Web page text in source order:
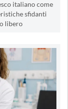
italiano come
sfidanti
libero